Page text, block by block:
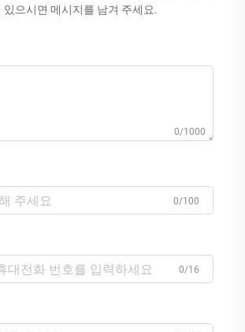
있으시면 메시지를 남겨 주세요.
0/1000
0/100
0/16